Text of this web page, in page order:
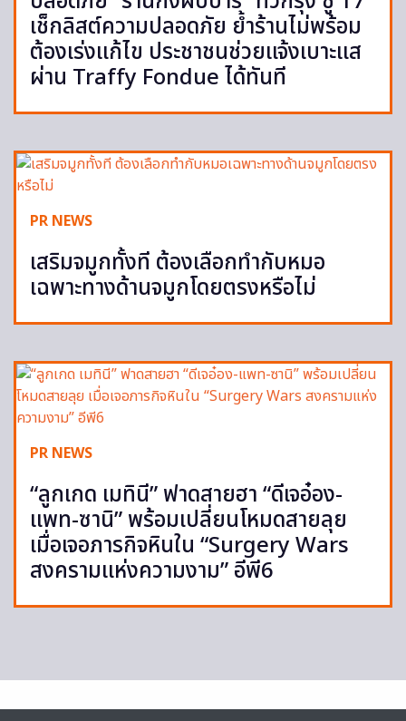
เช็กลิสต์ความปลอดภัย ย้ำร้านไม่พร้อม
ต้องเร่งแก้ไข ประชาชนช่วยแจ้งเบาะแส
ผ่าน Traffy Fondue ได้ทันที
PR NEWS
เสริมจมูกทั้งที ต้องเลือกทำกับหมอ
เฉพาะทางด้านจมูกโดยตรงหรือไม่
PR NEWS
“ลูกเกด เมทินี” ฟาดสายฮา “ดีเจอ๋อง-
แพท-ซานิ” พร้อมเปลี่ยนโหมดสายลุย
เมื่อเจอภารกิจหินใน “Surgery Wars
สงครามแห่งความงาม” อีพี6